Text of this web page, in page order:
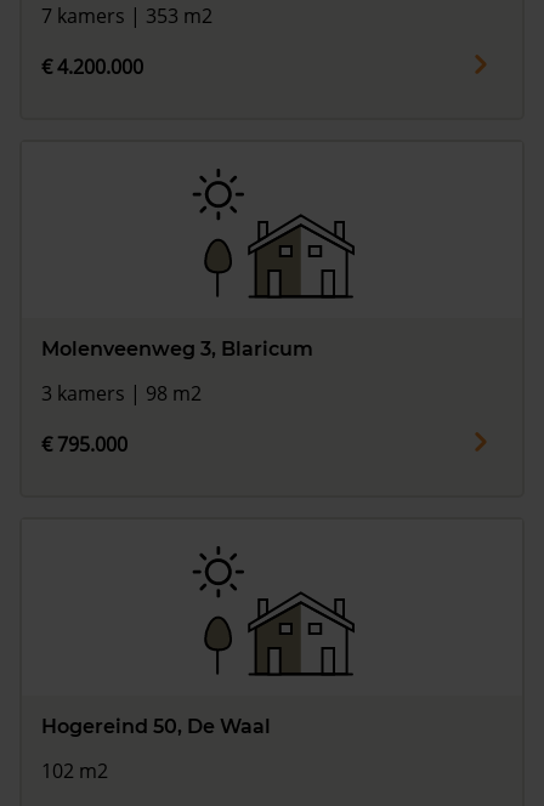
7 kamers | 353 m2
€ 4.200.000
Molenveenweg 3, Blaricum
3 kamers | 98 m2
€ 795.000
Hogereind 50, De Waal
102 m2